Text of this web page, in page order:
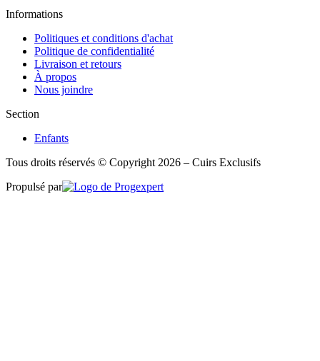
Informations
Politiques et conditions d'achat
Politique de confidentialité
Livraison et retours
À propos
Nous joindre
Section
Enfants
Tous droits réservés © Copyright 2026 – Cuirs Exclusifs
Propulsé par